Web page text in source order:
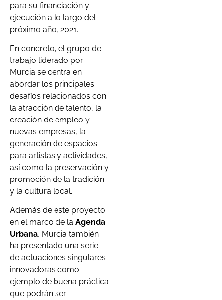
para su financiación y
ejecución a lo largo del
próximo año, 2021.
En concreto, el grupo de
trabajo liderado por
Murcia se centra en
abordar los principales
desafíos relacionados con
la atracción de talento, la
creación de empleo y
nuevas empresas, la
generación de espacios
para artistas y actividades,
así como la preservación y
promoción de la tradición
y la cultura local.
Además de este proyecto
en el marco de la Agenda
Urbana, Murcia también
ha presentado una serie
de actuaciones singulares
innovadoras como
ejemplo de buena práctica
que podrán ser